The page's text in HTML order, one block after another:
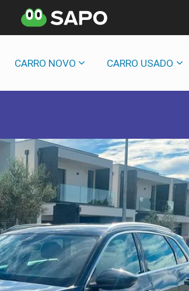
CARRO NOVO CARRO USADO